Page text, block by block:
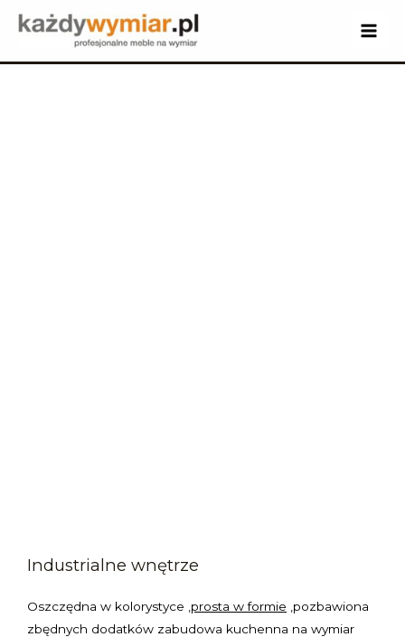
Industrialne wnętrze
Oszczędna w kolorystyce , prosta w formie ,pozbawiona
zbędnych dodatków zabudowa kuchenna na wymiar